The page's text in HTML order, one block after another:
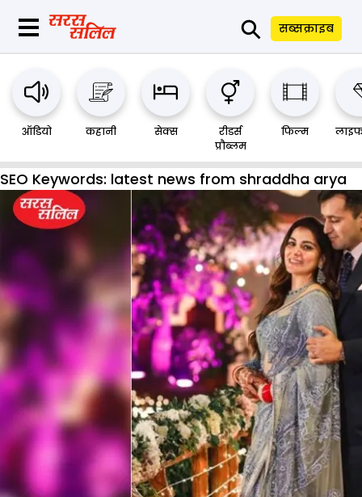
⚲ सब्सक्राइब
ऑडियो कहानी सेक्स
रीडर्स
प्रौब्लम
फिल्म
SEO Keywords: latest news from shraddha arya